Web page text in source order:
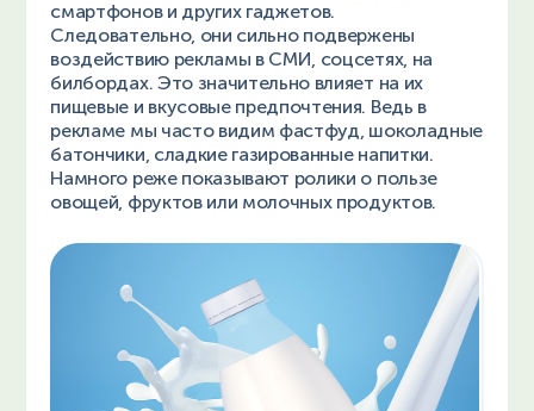
смартфонов и других гаджетов.
Следовательно, они сильно подвержены
воздействию рекламы в СМИ, соцсетях, на
билбордах. Это значительно влияет на их
пищевые и вкусовые предпочтения. Ведь в
рекламе мы часто видим фастфуд, шоколадные
батончики, сладкие газированные напитки.
Намного реже показывают ролики о пользе
овощей, фруктов или молочных продуктов.